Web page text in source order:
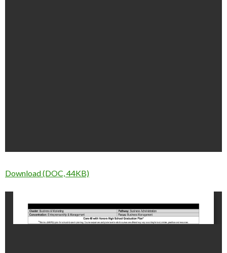
Download (DOC, 44KB)